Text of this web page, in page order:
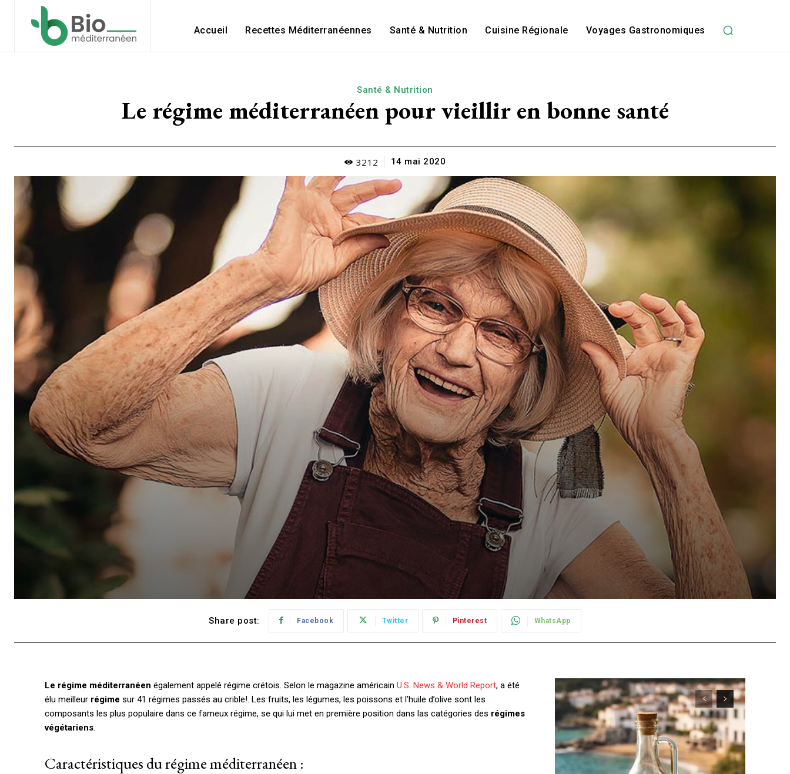
Accueil Recettes Méditerranéennes Santé & Nutrition Cuisine Régionale Voyages Gastronomiques
Santé & Nutrition
Le régime méditerranéen pour vieillir en bonne santé
3212 14 mai 2020
Share post: Facebook Twitter Pinterest WhatsApp
Le régime méditerranéen également appelé régime crétois. Selon le magazine américain U.S. News & World Report, a été
élu meilleur régime sur 41 régimes passés au crible!. Les fruits, les légumes, les poissons et l’huile d’olive sont les
composants les plus populaire dans ce fameux régime, se qui lui met en première position dans las catégories des régimes
végétariens.
Caractéristiques du régime méditerranéen :